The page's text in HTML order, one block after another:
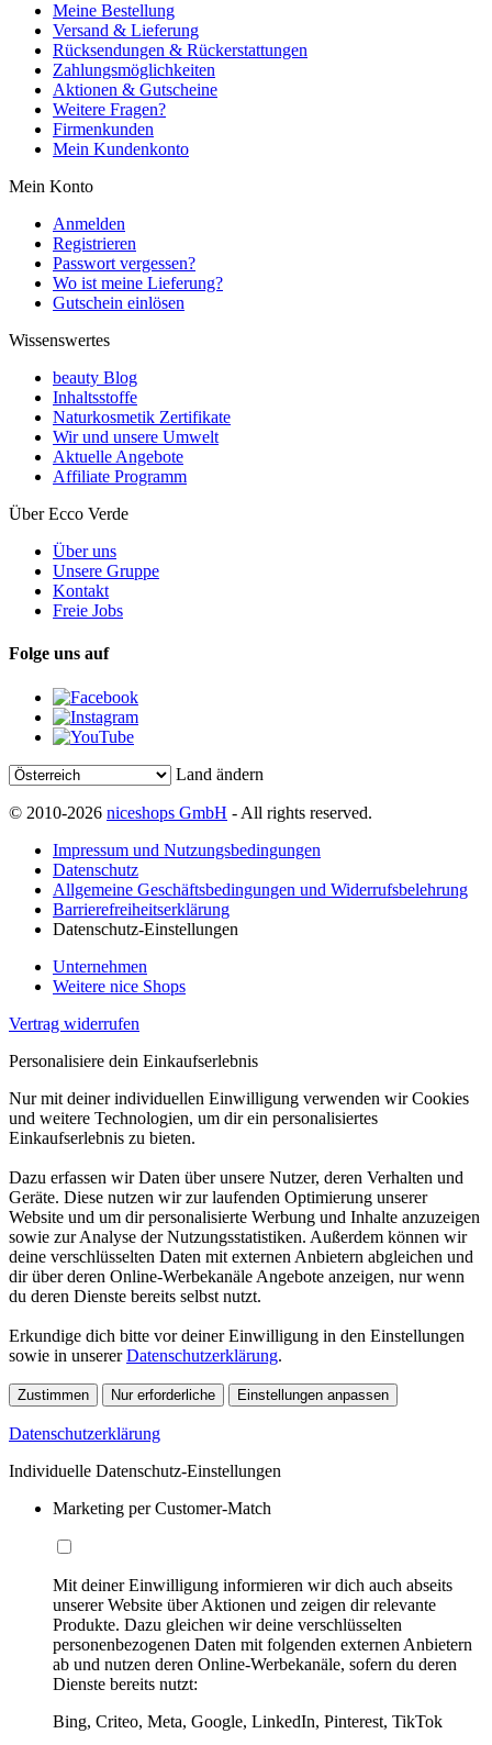
Meine Bestellung
Versand & Lieferung
Rücksendungen & Rückerstattungen
Zahlungsmöglichkeiten
Aktionen & Gutscheine
Weitere Fragen?
Firmenkunden
Mein Kundenkonto
Mein Konto
Anmelden
Registrieren
Passwort vergessen?
Wo ist meine Lieferung?
Gutschein einlösen
Wissenswertes
beauty Blog
Inhaltsstoffe
Naturkosmetik Zertifikate
Wir und unsere Umwelt
Aktuelle Angebote
Affiliate Programm
Über Ecco Verde
Über uns
Unsere Gruppe
Kontakt
Freie Jobs
Folge uns auf
Land ändern
© 2010-2026 niceshops GmbH - All rights reserved.
Impressum und Nutzungsbedingungen
Datenschutz
Allgemeine Geschäftsbedingungen und Widerrufsbelehrung
Barrierefreiheitserklärung
Datenschutz-Einstellungen
Unternehmen
Weitere nice Shops
Vertrag widerrufen
Personalisiere dein Einkaufserlebnis
Nur mit deiner individuellen Einwilligung verwenden wir Cookies
und weitere Technologien, um dir ein personalisiertes
Einkaufserlebnis zu bieten.
Dazu erfassen wir Daten über unsere Nutzer, deren Verhalten und
Geräte. Diese nutzen wir zur laufenden Optimierung unserer
Website und um dir personalisierte Werbung und Inhalte anzuzeigen
sowie zur Analyse der Nutzungsstatistiken. Außerdem können wir
deine verschlüsselten Daten mit externen Anbietern abgleichen und
dir über deren Online-Werbekanäle Angebote anzeigen, nur wenn
du deren Dienste bereits selbst nutzt.
Erkundige dich bitte vor deiner Einwilligung in den Einstellungen
sowie in unsererDatenschutzerklärung.
Zustimmen Nur erforderliche Einstellungen anpassen
Datenschutzerklärung
Individuelle Datenschutz-Einstellungen
Marketing per Customer-Match
Mit deiner Einwilligung informieren wir dich auch abseits
unserer Website über Aktionen und zeigen dir relevante
Produkte. Dazu gleichen wir deine verschlüsselten
personenbezogenen Daten mit folgenden externen Anbietern
ab und nutzen deren Online-Werbekanäle, sofern du deren
Dienste bereits nutzt:
Bing, Criteo, Meta, Google, LinkedIn, Pinterest, TikTok